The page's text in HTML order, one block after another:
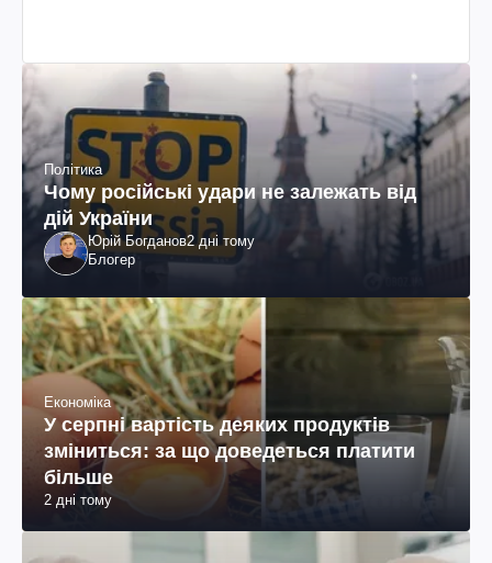
Політика
Чому російські удари не залежать від
дій України
Юрій Богданов2 дні тому
Блогер
Економіка
У серпні вартість деяких продуктів
зміниться: за що доведеться платити
більше
2 дні тому